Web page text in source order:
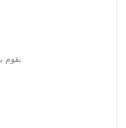
نقوم بنقل الحديد بدون أي تكلفة إضافية.